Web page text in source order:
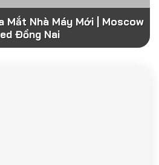
Mắt Nhà Máy Mới | Moscow
Đồng Nai